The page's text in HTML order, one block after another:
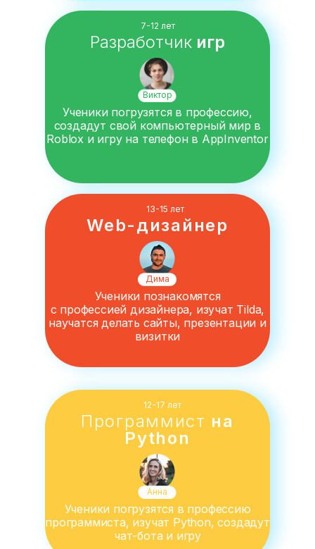
Разработчик игр
Ученики погрузятся в профессию,
создадут свой компьютерный мир в
Roblox и игру на телефон в AppInventor
7-12 лет
Виктор
Web-дизайнер
Ученики познакомятся
с профессией дизайнера, изучат Tilda,
научатся делать сайты, презентации и
визитки
13-15 лет
Дима
Программист на
Python
Ученики погрузятся в профессию
программиста, изучат Python, создадут
чат-бота и игру
12-17 лет
Анна